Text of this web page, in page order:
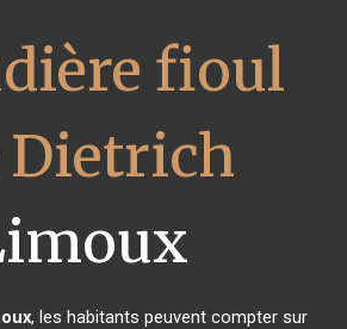
fioul
Dietrich
, les habitants peuvent compter sur